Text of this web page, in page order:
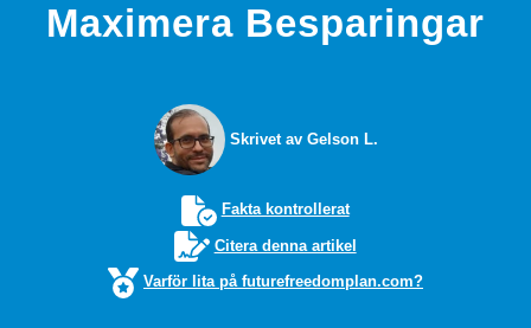
Maximera Besparingar
Skrivet av Gelson L.
Fakta kontrollerat
Citera denna artikel
Varför lita på futurefreedomplan.com?